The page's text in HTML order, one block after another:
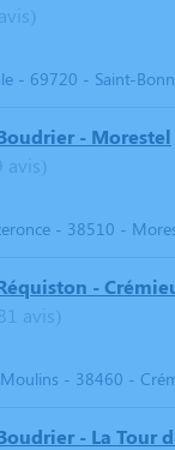
- 69720 - Saint-
- Morestel
avis)
- 38510 -
-
avis)
- 38460 -
- La Tour